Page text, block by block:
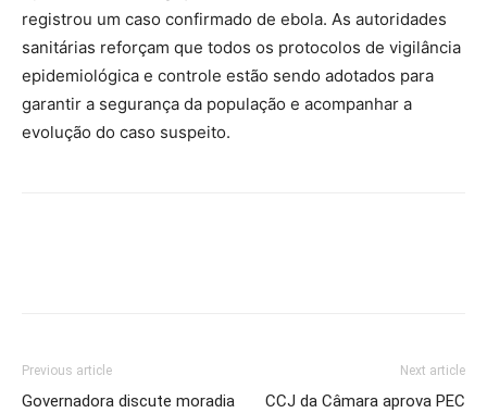
registrou um caso confirmado de ebola. As autoridades
sanitárias reforçam que todos os protocolos de vigilância
epidemiológica e controle estão sendo adotados para
garantir a segurança da população e acompanhar a
evolução do caso suspeito.
Previous article
Governadora discute moradia
Next article
CCJ da Câmara aprova PEC